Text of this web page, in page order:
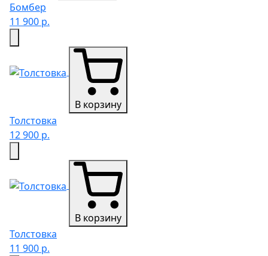
Бомбер
11 900 р.
В корзину
Толстовка
12 900 р.
В корзину
Толстовка
11 900 р.